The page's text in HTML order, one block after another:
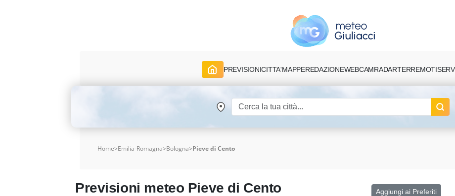
PREVISIONICITTA'MAPPEREDAZIONEWEBCAMRADARTERREMOTI
Home>Emilia-Romagna>Bologna>Pieve di Cento
Previsioni meteo Pieve di Cento Aggiungi ai Preferiti